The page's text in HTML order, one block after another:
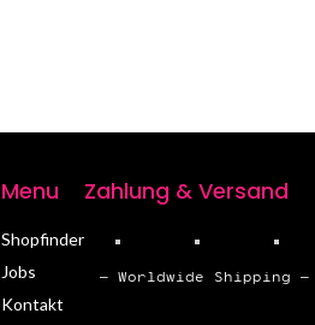
Menu
Shopfinder
Jobs
Kontakt
Zahlung & Versand
– Worldwide Shipping –